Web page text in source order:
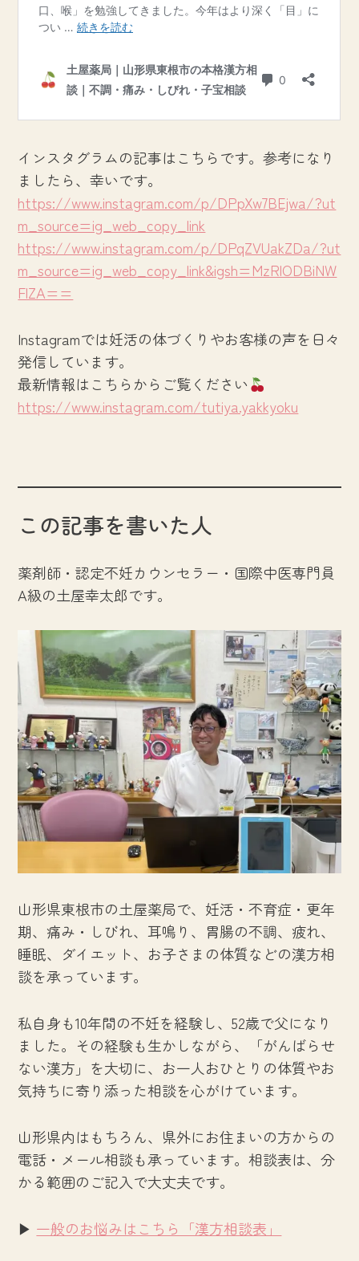
インスタグラムの記事はこちらです。参考になり
ましたら、幸いです。
https://www.instagram.com/p/DPpXw7BEjwa/?ut
m_source=ig_web_copy_link
https://www.instagram.com/p/DPqZVUakZDa/?ut
m_source=ig_web_copy_link&igsh=MzRlODBiNW
FlZA==
Instagramでは妊活の体づくりやお客様の声を日々
発信しています。
最新情報はこちらからご覧ください
https://www.instagram.com/tutiya.yakkyoku
この記事を書いた人
薬剤師・認定不妊カウンセラー・国際中医専門員
A級の土屋幸太郎です。
山形県東根市の土屋薬局で、妊活・不育症・更年
期、痛み・しびれ、耳鳴り、胃腸の不調、疲れ、
睡眠、ダイエット、お子さまの体質などの漢方相
談を承っています。
私自身も10年間の不妊を経験し、52歳で父になり
ました。その経験も生かしながら、「がんばらせ
ない漢方」を大切に、お一人おひとりの体質やお
気持ちに寄り添った相談を心がけています。
山形県内はもちろん、県外にお住まいの方からの
電話・メール相談も承っています。相談表は、分
かる範囲のご記入で大丈夫です。
▶ 一般のお悩みはこちら「漢方相談表」